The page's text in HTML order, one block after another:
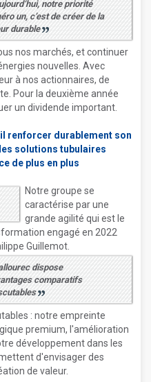
notre priorité
un, c’est de créer de la
durable
nos marchés, et continuer
nouvelles. Avec
à nos actionnaires, de
Pour la deuxième année
un dividende important.
renforcer durablement son
solutions tubulaires
de plus en plus
Notre groupe se
caractérise par une
grande agilité qui est le
engagé en 2022
Guillemot.
dispose
comparatifs
: notre empreinte
premium, l'amélioration
développement dans les
d'envisager des
de valeur.